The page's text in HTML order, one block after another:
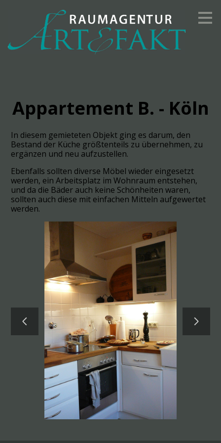
Hauptinhalten
überspringen
HOME
LEISTUNGEN
LICHTPLANUNG
PROJEKTE
KONTAKT
ÜBER UNS
Appartement B. - Köln
In diesem gemieteten Objekt ging es darum, den
Bestand der Küche größtenteils zu übernehmen, zu
ergänzen und neu aufzustellen.
Ebenfalls sollten diverse Möbel wieder eingesetzt
werden, ein Arbeitsplatz im Wohnraum entstehen,
und da die Bäder auch keine Schönheiten waren,
sollten auch diese mit einfachen Mitteln aufgewertet
werden.